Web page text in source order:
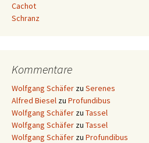
Cachot
Schranz
Kommentare
Wolfgang Schäfer zu Serenes
Alfred Biesel zu Profundibus
Wolfgang Schäfer zu Tassel
Wolfgang Schäfer zu Tassel
Wolfgang Schäfer zu Profundibus